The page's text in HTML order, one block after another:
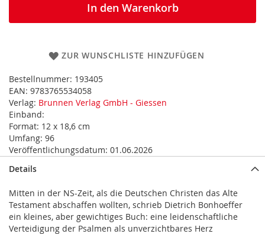
In den Warenkorb
ZUR WUNSCHLISTE HINZUFÜGEN
Bestellnummer: 193405
EAN: 9783765534058
Verlag: Brunnen Verlag GmbH - Giessen
Einband:
Format: 12 x 18,6 cm
Umfang: 96
Veröffentlichungsdatum: 01.06.2026
Details
Mitten in der NS-Zeit, als die Deutschen Christen das Alte
Testament abschaffen wollten, schrieb Dietrich Bonhoeffer
ein kleines, aber gewichtiges Buch: eine leidenschaftliche
Verteidigung der Psalmen als unverzichtbares Herz